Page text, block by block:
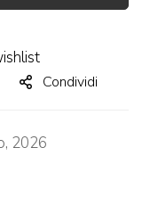
Condividi
2026